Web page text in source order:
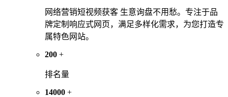
网络营销短视频获客 生意询盘不用愁。专注于品
牌定制响应式网页，满足多样化需求，为您打造专
属特色网站。
200 +
排名量
14000 +